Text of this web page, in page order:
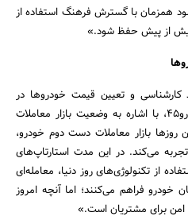
همزمان با گسترش فرهنگ استفاده از
از پیش حفظ شود.»
کارشناسی و تعیین قیمت خودروها در
شعبه خودرو45، مدیر بازاریابی خودرو45، با اشاره به وضعیت بازار معاملات
بازار معاملات دست دوم خودرو،
می‌کند. در این مدت استارتاپ‌های
از تکنولوژی‌های روز دنیا، معامله‌ای
خودرو فراهم می‌کنند؛ اما آنچه امروز
‌امن برای مشتریان است.»